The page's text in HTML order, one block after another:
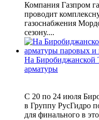
Компания Газпром
проводит
газоснабжения
сезону....
На Биробиджанской
арматуры
С 20 по 24 июля
в Группу РусГидро
для финального в